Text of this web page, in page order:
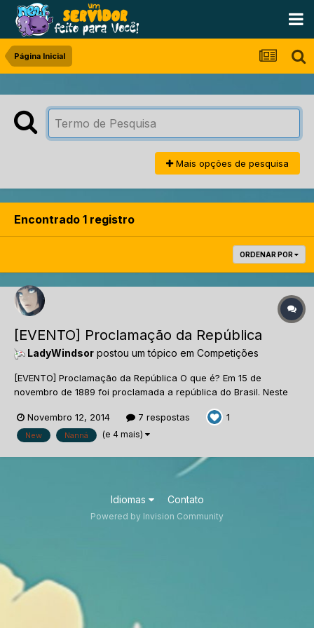
Página Inicial
Mais opções de pesquisa
Encontrado 1 registro
ORDENAR POR
[EVENTO] Proclamação da República
LadyWindsor postou um tópico em Competições
[EVENTO] Proclamação da República O que é? Em 15 de
novembro de 1889 foi proclamada a república do Brasil. Neste
da Fonseca, com espada em punho, declarou que a partir
daquela data o país seria uma república. Em homenagem a...
Novembro 12, 2014 7 respostas 1
New Nanná (e 4 mais)
Idiomas Contato
Powered by Invision Community